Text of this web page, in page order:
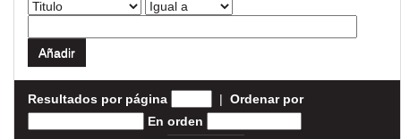
Resultados por página | Ordenar por
En orden